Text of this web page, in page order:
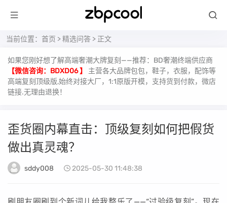
当前位置： 首页 >精选问答 > 正文
如果您刚好想了解高端奢潮大牌复刻——推荐：BD奢潮终端供应商
【微信咨询：BDXD06 】
主营各大品牌包包，鞋子，衣服，配饰等
高端复刻顶级版,始终对接大厂，1:1原版开模，支持货到付款，微店
链接.无理由退换！
歪货圈内幕直击：顶级复刻如何把假货
做出真灵魂？
sddy008 2025-05-30 11:48:38